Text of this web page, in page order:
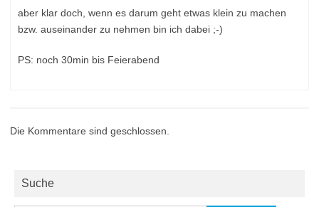
aber klar doch, wenn es darum geht etwas klein zu machen
bzw. auseinander zu nehmen bin ich dabei ;-)
PS: noch 30min bis Feierabend
Die Kommentare sind geschlossen.
Suche